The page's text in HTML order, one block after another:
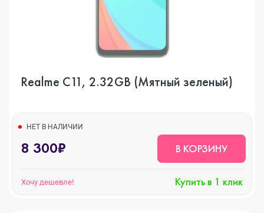
Realme C11, 2.32GB (Мятный зеленый)
НЕТ В НАЛИЧИИ
8 300₽ В КОРЗИНУ
Хочу дешевле! Купить в 1 клик